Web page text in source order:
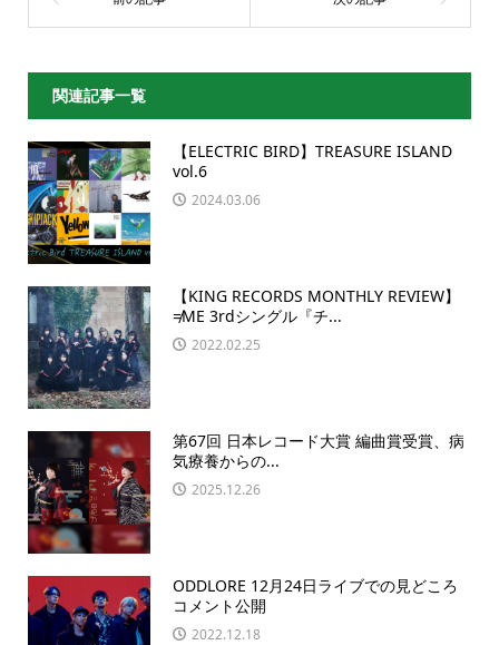
関連記事一覧
【ELECTRIC BIRD】TREASURE ISLAND
vol.6
2024.03.06
【KING RECORDS MONTHLY REVIEW】
≠ME 3rdシングル『チ...
2022.02.25
第67回 日本レコード大賞 編曲賞受賞、病
気療養からの...
2025.12.26
ODDLORE 12月24日ライブでの見どころ
コメント公開
2022.12.18